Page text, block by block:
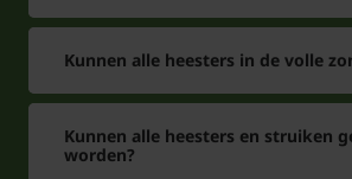
Kunnen alle heesters in de volle
Kunnen alle heesters en struiken
worden?